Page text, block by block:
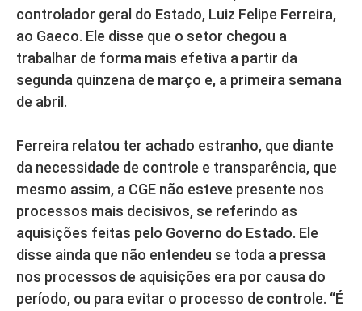
controlador geral do Estado, Luiz Felipe Ferreira,
ao Gaeco. Ele disse que o setor chegou a
trabalhar de forma mais efetiva a partir da
segunda quinzena de março e, a primeira semana
de abril.
Ferreira relatou ter achado estranho, que diante
da necessidade de controle e transparência, que
mesmo assim, a CGE não esteve presente nos
processos mais decisivos, se referindo as
aquisições feitas pelo Governo do Estado. Ele
disse ainda que não entendeu se toda a pressa
nos processos de aquisições era por causa do
período, ou para evitar o processo de controle. “É